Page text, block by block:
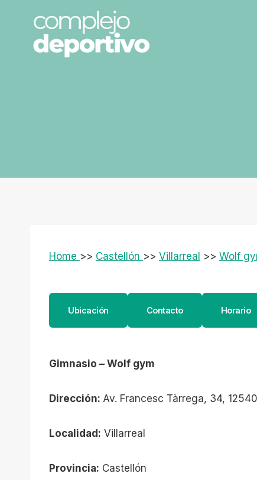
contenido
Home >> Castellón >> Villarreal >> Wolf
Ubicación Contacto Horario
Gimnasio – Wolf gym
Dirección: Av. Francesc Tàrrega, 34,
Localidad: Villarreal
Provincia: Castellón